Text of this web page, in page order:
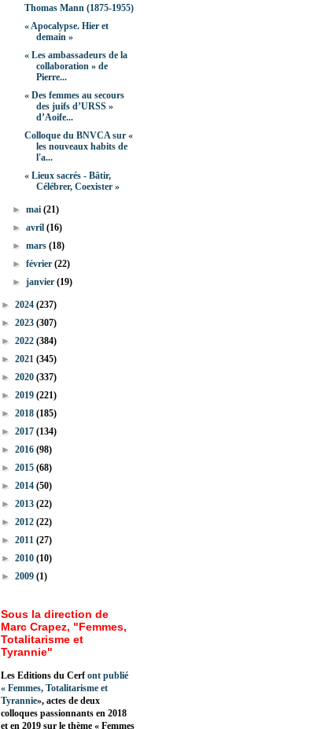
Thomas Mann (1875-1955)
« Apocalypse. Hier et
demain »
« Les ambassadeurs de la
collaboration » de
Pierre...
« Des femmes au secours
des juifs d’URSS »
d’Aoife...
Colloque du BNVCA sur «
les nouveaux habits de
l'a...
« Lieux sacrés - Bâtir,
Célébrer, Coexister »
►mai(21)
►avril(16)
►mars(18)
►février(22)
►janvier(19)
► 2024 (237)
► 2023 (307)
► 2022 (384)
► 2021 (345)
► 2020 (337)
► 2019 (221)
► 2018 (185)
► 2017 (134)
► 2016 (98)
► 2015 (68)
► 2014 (50)
► 2013 (22)
► 2012 (22)
► 2011 (27)
► 2010 (10)
► 2009 (1)
Sous la direction de
Marc Crapez, "Femmes,
Totalitarisme et
Tyrannie"
Les Editions du Cerfont publié
« Femmes, Totalitarisme et
Tyrannie», actes de deux
colloques passionnants en 2018
et en 2019 sur le thème « Femmes